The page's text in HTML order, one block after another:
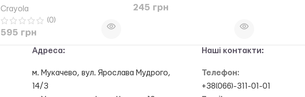
Crayola
(0)
595 грн
245 грн
Адреса:
м. Мукачево, вул. Ярослава Мудрого,
14/3
Наші контакти:
Телефон:
+38(066)-311-01-01